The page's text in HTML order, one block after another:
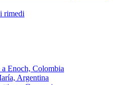
rimedi
Enoch, Colombia
Argentina